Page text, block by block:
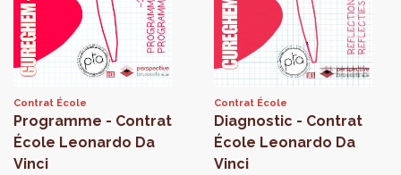
Contrat École
Programme - Contrat
École Leonardo Da
Vinci
Contrat École
Diagnostic - Contrat
École Leonardo Da
Vinci